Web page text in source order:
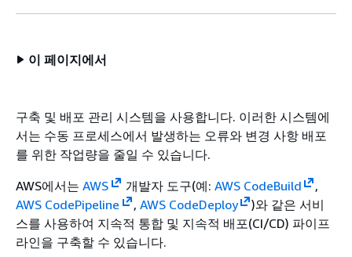
이 페이지에서
구축 및 배포 관리 시스템을 사용합니다. 이러한 시스템에
서는 수동 프로세스에서 발생하는 오류와 변경 사항 배포
를 위한 작업량을 줄일 수 있습니다.
AWS에서는 AWS 개발자 도구(예: AWS CodeBuild
,
AWS CodePipeline
, AWS CodeDeploy
)와 같은 서비
스를 사용하여 지속적 통합 및 지속적 배포(CI/CD) 파이프
라인을 구축할 수 있습니다.